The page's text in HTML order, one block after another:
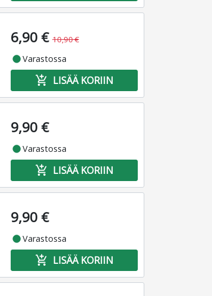
6,90 € 10,90 €
fiber_manual_recordVarastossa
add_shopping_cart LISÄÄ KORIIN
9,90 €
fiber_manual_recordVarastossa
add_shopping_cart LISÄÄ KORIIN
9,90 €
fiber_manual_recordVarastossa
add_shopping_cart LISÄÄ KORIIN